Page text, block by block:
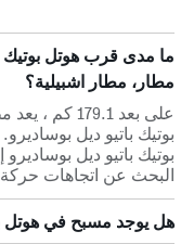
ما مدى قرب هوتل بوتيك
مطار، مطار اشبيلية؟
على بعد
بوتيك باتيو ديل
البحث عن اتجاهات حركة
هل يوجد مسبح في هوتل